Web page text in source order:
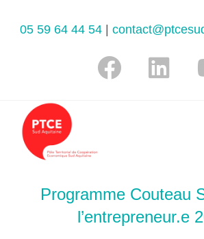
05 59 64 44 54|
Programme Couteau
l’entrepreneur.e